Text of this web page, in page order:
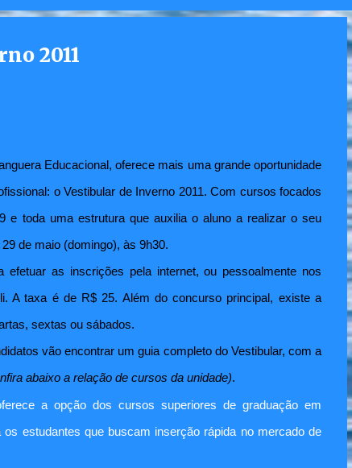
2011
Educacional, oferece mais uma grande oportunidade
o Vestibular de Inverno 2011. Com cursos focados
e toda uma estrutura que auxilia o aluno a realizar o seu
de maio (domingo), às 9h30.
as inscrições pela internet, ou pessoalmente nos
A taxa é de R$ 25. Além do concurso principal, existe a
sextas ou sábados.
vão encontrar um guia completo do Vestibular, com a
abaixo a relação de cursos da unidade).
a opção dos cursos superiores de graduação em
estudantes que buscam inserção rápida no mercado de